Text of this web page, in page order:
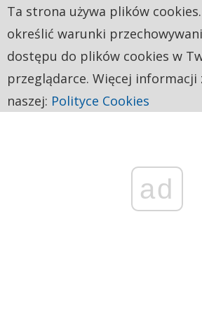
ad
Ta strona używa plików
określić warunki
dostępu do plików cookies w
przeglądarce. Więcej informacji
naszej: Polityce Cookies